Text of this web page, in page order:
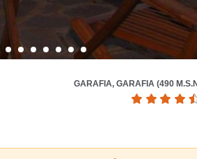
GARAFIA, GARAFIA (490